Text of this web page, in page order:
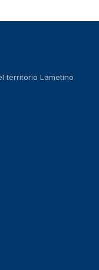
territorio Lametino